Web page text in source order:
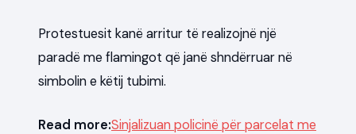
Protestuesit kanë arritur të realizojnë një
paradë me flamingot që janë shndërruar në
simbolin e këtij tubimi.
Read more:Sinjalizuan policinë për parcelat me